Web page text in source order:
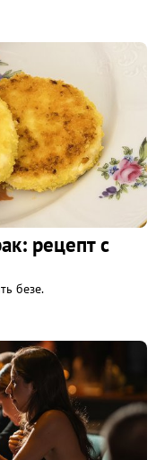
рецепт с
безе.